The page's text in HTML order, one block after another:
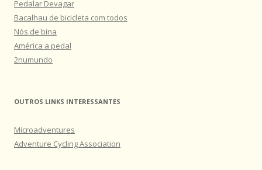
Pedalar Devagar
Bacalhau de bicicleta com todos
Nós de bina
América a pedal
2numundo
OUTROS LINKS INTERESSANTES
Microadventures
Adventure Cycling Association